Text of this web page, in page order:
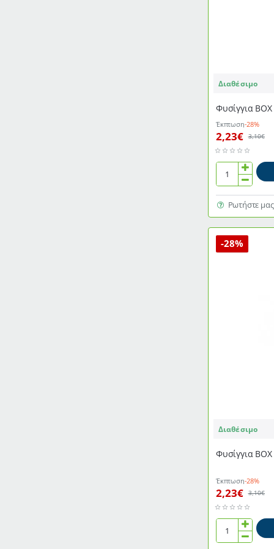
Διαθέσιμο
Φυσίγγια ΒΟΧ
Έκπτωση-28%
2,23€ 3,10€
Φυσίγγια
Νο
000
10Α
FREDER
Ρωτήστε μας
-28%
Διαθέσιμο
Φυσίγγια ΒΟΧ
Έκπτωση-28%
2,23€ 3,10€
Φυσίγγια